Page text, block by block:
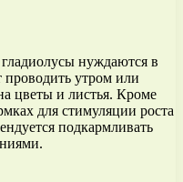
нуждаются в
проводить утром или
цветы и листья. Кроме
для стимуляции роста
подкармливать